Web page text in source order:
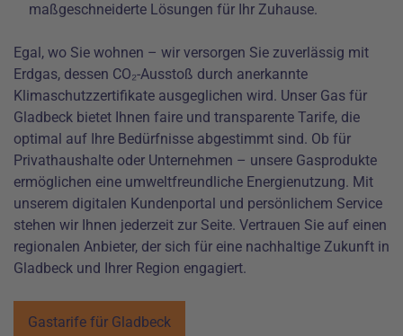
maßgeschneiderte Lösungen für Ihr Zuhause.
Egal, wo Sie wohnen – wir versorgen Sie zuverlässig mit
Erdgas, dessen CO₂-Ausstoß durch anerkannte
Klimaschutzzertifikate ausgeglichen wird. Unser Gas für
Gladbeck bietet Ihnen faire und transparente Tarife, die
optimal auf Ihre Bedürfnisse abgestimmt sind. Ob für
Privathaushalte oder Unternehmen – unsere Gasprodukte
ermöglichen eine umweltfreundliche Energienutzung. Mit
unserem digitalen Kundenportal und persönlichem Service
stehen wir Ihnen jederzeit zur Seite. Vertrauen Sie auf einen
regionalen Anbieter, der sich für eine nachhaltige Zukunft in
Gladbeck und Ihrer Region engagiert.
Gastarife für Gladbeck